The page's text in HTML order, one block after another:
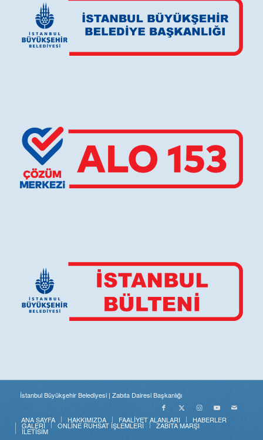
İstanbul Büyükşehir Belediyesi | Zabıta Dairesi Başkanlığı
ANA SAYFA HAKKIMIZDA FAALİYET ALANLARI HABERLER
GALERİ ONLİNE RUHSAT İŞLEMLERİ ZABITA MARŞI
İLETİŞİM